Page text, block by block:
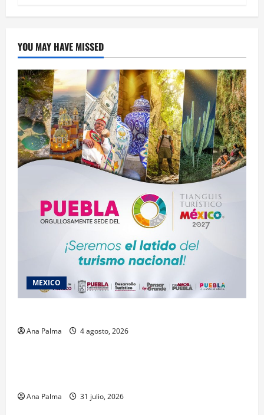
YOU MAY HAVE MISSED
MEXICO
Ana Palma 4 agosto, 2026
Estados
Ana Palma 31 julio, 2026
MEXICO